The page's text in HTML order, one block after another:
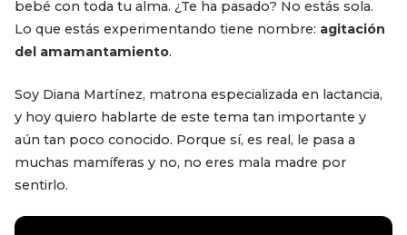
bebé con toda tu alma. ¿Te ha pasado? No estás sola.
Lo que estás experimentando tiene nombre: agitación
del amamantamiento.
Soy Diana Martínez, matrona especializada en lactancia,
y hoy quiero hablarte de este tema tan importante y
aún tan poco conocido. Porque sí, es real, le pasa a
muchas mamíferas y no, no eres mala madre por
sentirlo.